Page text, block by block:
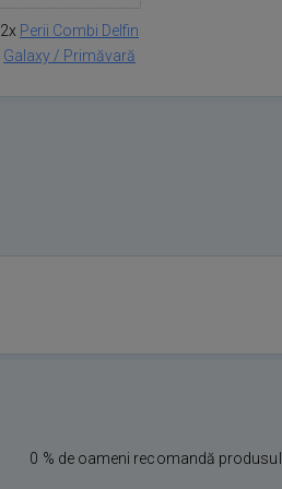
2x Perii Combi Delfin
Galaxy / Primăvară
0 % de oameni recomandă produsul